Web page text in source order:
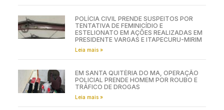
POLÍCIA CIVIL PRENDE SUSPEITOS POR
TENTATIVA DE FEMINICÍDIO E
ESTELIONATO EM AÇÕES REALIZADAS EM
PRESIDENTE VARGAS E ITAPECURU-MIRIM
Leia mais »
EM SANTA QUITÉRIA DO MA, OPERAÇÃO
POLICIAL PRENDE HOMEM POR ROUBO E
TRÁFICO DE DROGAS
Leia mais »